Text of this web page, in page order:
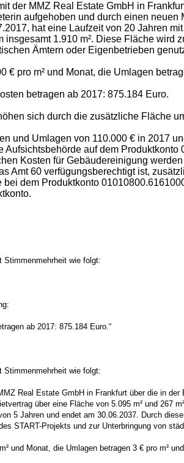
der MMZ Real Estate GmbH in
aufgehoben und durch einen
hat eine Laufzeit von 20 Jahren
insgesamt 1.910 m². Diese Fläche
Ämtern oder Eigenbetrieben
€ pro m² und Monat, die Umlagen
betragen ab 2017: 875.184 Euro.
sich durch die zusätzliche Fläche
und Umlagen von 110.000 € in 2017
auf dem
Kosten für Gebäudereinigung
Amt 60 verfügungsberechtigt ist,
dem Produktkonto
Stimmenmehrheit wie folgt:
ab 2017: 875.184 Euro.“
Stimmenmehrheit wie folgt:
Real Estate GmbH in Frankfurt über die in
über eine Fläche von 5.095 m² und
5 Jahren und endet am 30.06.2037. Durch
START-Projekts und zur Unterbringung von
und Monat, die Umlagen betragen 3 € pro m²